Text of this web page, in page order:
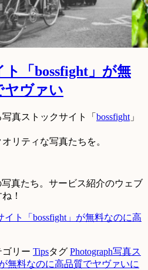
「bossfight」が無
ヤヴァい
真ストックサイト「 bossfight 」
リティな写真たちを。
写真たち。サービス紹介のウェブ
！
イト「bossfight」が無料なのに高
ゴリー Tipsタグ Photograph写真ス
無料なのに高品質でヤヴァいに